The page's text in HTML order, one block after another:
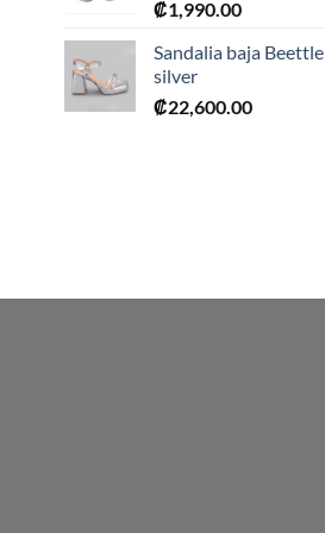
₡1,990.00
Sandalia baja Beettle
silver
₡22,600.00